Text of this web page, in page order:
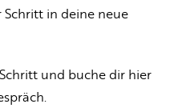
in deine neue
und buche dir hier